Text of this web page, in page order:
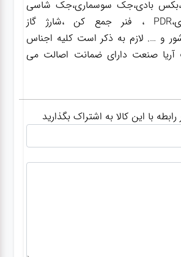
،بکس بادی،جک سوسماری،جک شاسی
کن،جک صافکاری،PDR ، فنر جمع کن ،شارژ گاز
و …. لازم به ذکر است کلیه اجناس
صنعت دارای ضمانت اصالت می
با این کالا به اشتراک بگذارید